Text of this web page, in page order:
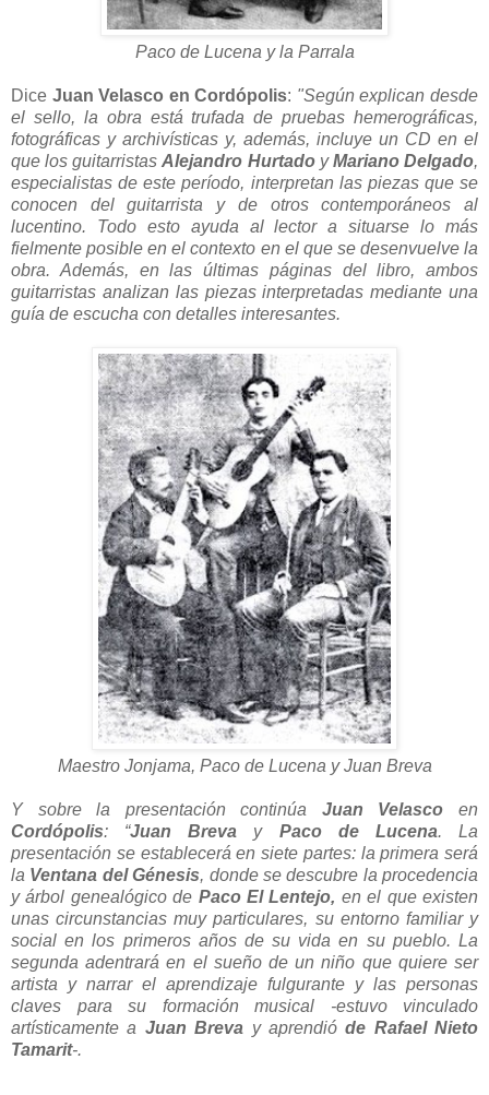
Paco de Lucena y la Parrala
Dice Juan Velasco en Cordópolis: "Según explican desde
el sello, la obra está trufada de pruebas hemerográficas,
fotográficas y archivísticas y, además, incluye un CD en el
que los guitarristasAlejandro HurtadoyMariano Delgado,
especialistas de este período, interpretan las piezas que se
conocen del guitarrista y de otros contemporáneos al
lucentino. Todo esto ayuda al lector a situarse lo más
fielmente posible en el contexto en el que se desenvuelve la
obra. Además, en las últimas páginas del libro, ambos
guitarristas analizan las piezas interpretadas mediante una
guía de escucha con detalles interesantes.
Maestro Jonjama, Paco de Lucena y Juan Breva
Y sobre la presentación continúa Juan Velasco en
Cordópolis: “Juan Breva y Paco de Lucena. La
presentación se establecerá en siete partes: la primera será
la Ventana del Génesis, donde se descubre la procedencia
y árbol genealógico de Paco El Lentejo, en el que existen
unas circunstancias muy particulares, su entorno familiar y
social en los primeros años de su vida en su pueblo. La
segunda adentrará en el sueño de un niño que quiere ser
artista y narrar el aprendizaje fulgurante y las personas
claves para su formación musical -estuvo vinculado
artísticamente a Juan Breva y aprendióde Rafael Nieto
Tamarit-.